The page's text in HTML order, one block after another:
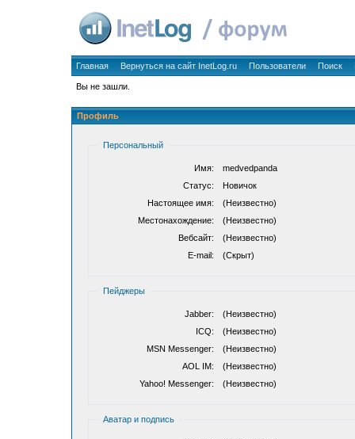
Главная Вернуться на сайт InetLog.ru Пользователи Поиск
Вы не зашли.
Профиль
Персональный
Имя:
medvedpanda
Статус:
Новичок
Настоящее имя:
(Неизвестно)
Местонахождение:
(Неизвестно)
Вебсайт:
(Неизвестно)
E-mail:
(Скрыт)
Пейджеры
Jabber:
(Неизвестно)
ICQ:
(Неизвестно)
MSN Messenger:
(Неизвестно)
AOL IM:
(Неизвестно)
Yahoo! Messenger:
(Неизвестно)
Аватар и подпись